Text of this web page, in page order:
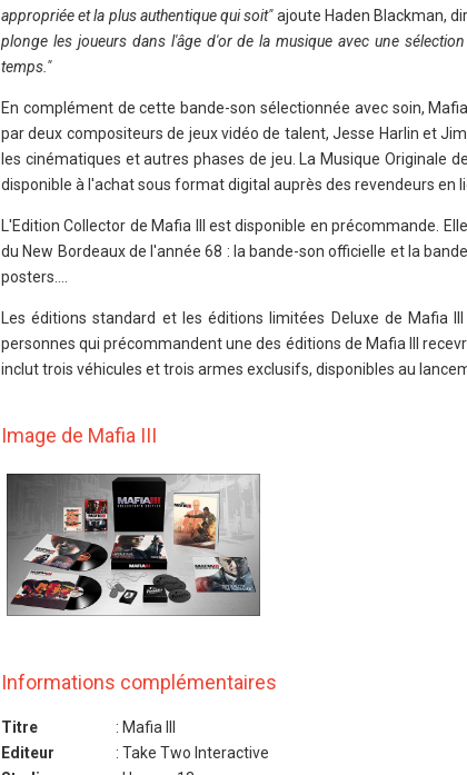
appropriée et la plus authentique qui soit"ajoute Haden Blackman,
plonge les joueurs dans l'âge d'or de la musique avec une
temps."
En complément de cette bande-son sélectionnée avec soin,
par deux compositeurs de jeux vidéo de talent, Jesse Harlin et
les cinématiques et autres phases de jeu. La Musique Originale
disponible à l'achat sous format digital auprès des revendeurs en
L'Edition Collector de Mafia III est disponible en précommande.
du New Bordeaux de l'année 68 : la bande-son officielle et la
posters....
Les éditions standard et les éditions limitées Deluxe de Mafia
personnes qui précommandent une des éditions de Mafia III
inclut trois véhicules et trois armes exclusifs, disponibles au
Image de Mafia III
Informations complémentaires
Titre
: Mafia III
Editeur
: Take Two Interactive